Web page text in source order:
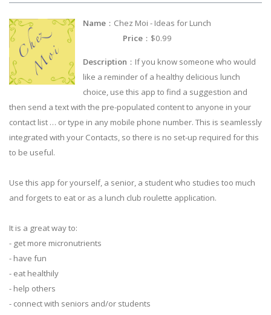
Name ：Chez Moi - Ideas for Lunch
Price ：$0.99
Description ：If you know someone who would
like a reminder of a healthy delicious lunch
choice, use this app to find a suggestion and
then send a text with the pre-populated content to anyone in your
contact list … or type in any mobile phone number. This is seamlessly
integrated with your Contacts, so there is no set-up required for this
to be useful.
Use this app for yourself, a senior, a student who studies too much
and forgets to eat or as a lunch club roulette application.
It is a great way to:
- get more micronutrients
- have fun
- eat healthily
- help others
- connect with seniors and/or students